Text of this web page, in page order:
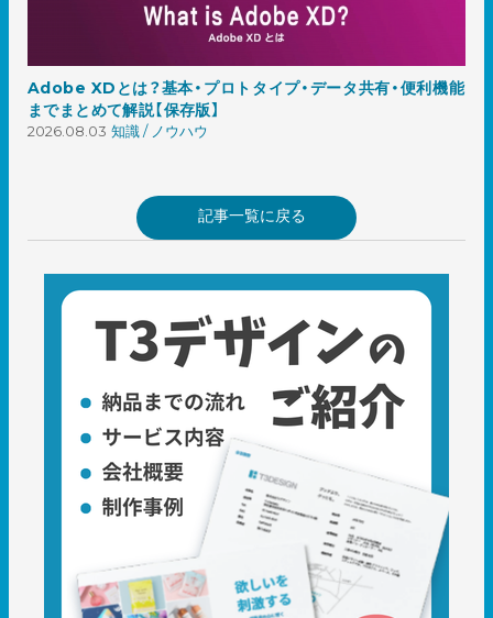
Adobe XDとは？基本・プロトタイプ・データ共有・便利機能
までまとめて解説【保存版】
2026.08.03 知識 / ノウハウ
記事一覧に戻る